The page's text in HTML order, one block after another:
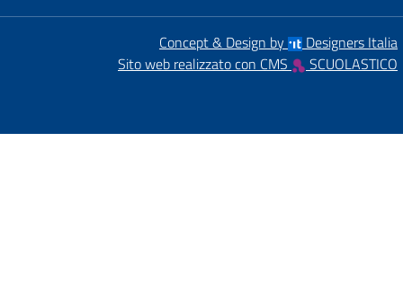
Concept & Design by
Designers Italia
Sito web realizzato con CMS
SCUOLASTICO